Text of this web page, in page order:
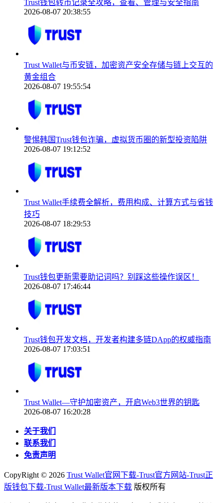
Trust钱包转币记录全攻略，查看、管理与安全指南
2026-08-07 20:38:55
Trust Wallet与币安链，加密资产安全存储与链上交互的
黄金组合
2026-08-07 19:55:54
警惕韩国Trust钱包诈骗，虚拟货币圈的新型投资陷阱
2026-08-07 19:12:52
Trust Wallet手续费全解析，费用构成、计算方式与省钱
技巧
2026-08-07 18:29:53
Trust钱包更新需要助记词吗？别踩这些操作误区！
2026-08-07 17:46:44
Trust钱包开发文档，开发者构建多链DApp的权威指南
2026-08-07 17:03:51
Trust Wallet—守护加密资产，开启Web3世界的钥匙
2026-08-07 16:20:28
关于我们
联系我们
免责声明
CopyRight © 2026 Trust Wallet官网下载-Trust官方网站-Trust正
版钱包下载-Trust Wallet最新版本下载 版权所有